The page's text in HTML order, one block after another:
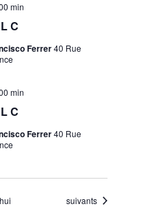
C
min
Ferrer40 Rue
C
min
Ferrer40 Rue
Évènements
suivants